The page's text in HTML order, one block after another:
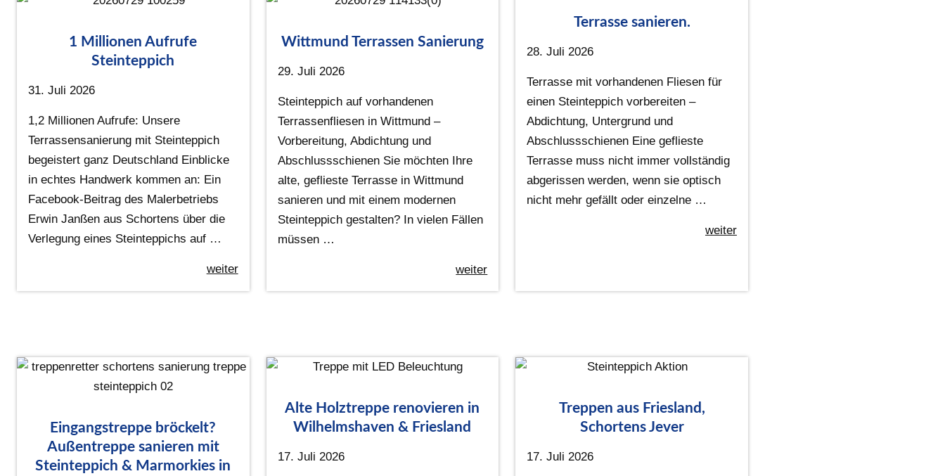
1 Millionen Aufrufe
Steinteppich
31. Juli 2026
1,2 Millionen Aufrufe: Unsere
Terrassensanierung mit Steinteppich
begeistert ganz Deutschland Einblicke
in echtes Handwerk kommen an: Ein
Facebook-Beitrag des Malerbetriebs
Erwin Janßen aus Schortens über die
Verlegung eines Steinteppichs auf …
weiter
Wittmund Terrassen Sanierung
29. Juli 2026
Steinteppich auf vorhandenen
Terrassenfliesen in Wittmund –
Vorbereitung, Abdichtung und
Abschlussschienen Sie möchten Ihre
alte, geflieste Terrasse in Wittmund
sanieren und mit einem modernen
Steinteppich gestalten? In vielen Fällen
müssen …
weiter
Terrasse sanieren.
28. Juli 2026
Terrasse mit vorhandenen Fliesen für
einen Steinteppich vorbereiten –
Abdichtung, Untergrund und
Abschlussschienen Eine geflieste
Terrasse muss nicht immer vollständig
abgerissen werden, wenn sie optisch
nicht mehr gefällt oder einzelne …
weiter
Eingangstreppe bröckelt?
Außentreppe sanieren mit
Steinteppich & Marmorkies in
Alte Holztreppe renovieren in
Wilhelmshaven & Friesland
17. Juli 2026
Treppen aus Friesland,
Schortens Jever
17. Juli 2026